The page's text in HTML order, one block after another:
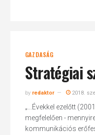
GAZDASÁG
Stratégiai
by redaktor 2018.
„...Évekkel ezelőtt
megfelelően -
kommunikációs